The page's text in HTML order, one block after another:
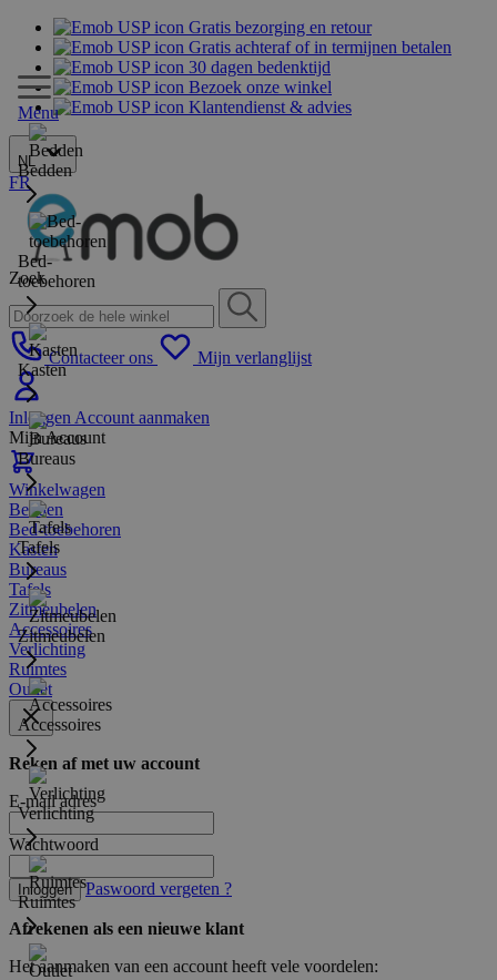
Gratis bezorging en retour
Gratis achteraf of in termijnen betalen
30 dagen bedenktijd
Bezoek onze winkel
Klantendienst & advies
NL
FR
Zoek
Contacteer ons Mijn verlanglijst
Inloggen Account aanmaken
Mijn Account
Winkelwagen
Menu
Bedden
Bed-
toebehoren
Kasten
Bureaus
Tafels
Zitmeubelen
Accessoires
Verlichting
Ruimtes
Bedden
Bed-toebehoren
Kasten
Bureaus
Tafels
Zitmeubelen
Accessoires
Verlichting
Ruimtes
Outlet
Reken af met uw account
E-mail adres
Wachtwoord
Inloggen Paswoord vergeten ?
Afrekenen als een nieuwe klant
Het aanmaken van een account heeft vele voordelen: